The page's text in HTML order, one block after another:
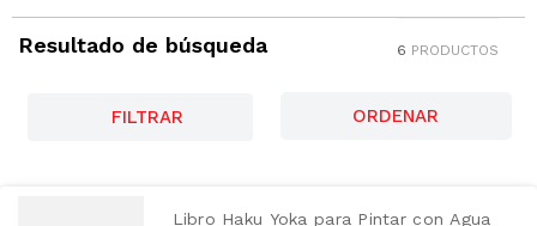
Resultado de búsqueda 6 PRODUCTOS
FILTRAR
Libro Haku Yoka para Pintar con Agua